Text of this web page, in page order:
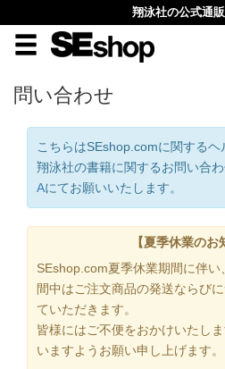
翔泳社の公式通
問い合わせ
こちらはSEshop.comに関するヘ
翔泳社の書籍に関するお問い合わ
Aにてお願いいたします。
【夏季休業のお
SEshop.com夏季休業期間に伴
間中はご注文商品の発送ならび
ていただきます。
皆様にはご不便をおかけいたし
いますようお願い申し上げます。